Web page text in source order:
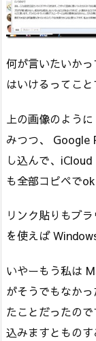
何が言いたいか
はいけるってこ
上の画像のよう
みつつ、 Google
し込んで、
も全部コピペでok
リンク貼りもブ
を使えば
いやーもう私は
がそうでもなか
たことだったの
込みますとものす